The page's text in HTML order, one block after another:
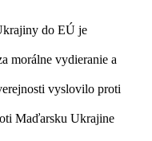
do EÚ je
morálne vydieranie a
vyslovilo proti
Maďarsku Ukrajine